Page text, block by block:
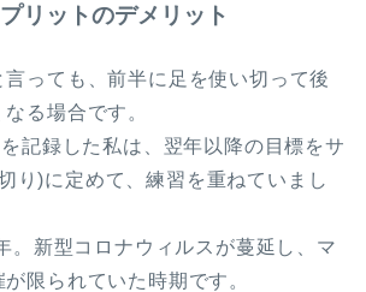
リットのデメリット
っても、前半に足を使い切って後
る場合です。
記録した私は、翌年以降の目標をサ
り)に定めて、練習を重ねていまし
。新型コロナウィルスが蔓延し、マ
限られていた時期です。